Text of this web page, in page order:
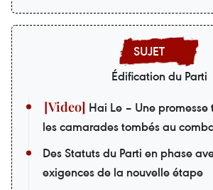
Édification du Parti
Hai Le – Une promesse
les camarades tombés au
Des Statuts du Parti en phase
exigences de la nouvelle étape